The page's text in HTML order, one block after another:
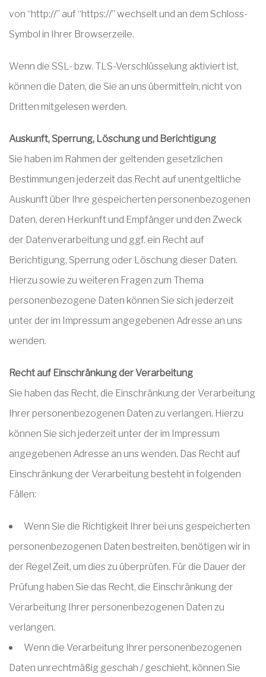
von “http://” auf “https://” wechselt und an dem Schloss-
Symbol in Ihrer Browserzeile.
Wenn die SSL- bzw. TLS-Verschlüsselung aktiviert ist,
können die Daten, die Sie an uns übermitteln, nicht von
Dritten mitgelesen werden.
Auskunft, Sperrung, Löschung und Berichtigung
Sie haben im Rahmen der geltenden gesetzlichen
Bestimmungen jederzeit das Recht auf unentgeltliche
Auskunft über Ihre gespeicherten personenbezogenen
Daten, deren Herkunft und Empfänger und den Zweck
der Datenverarbeitung und ggf. ein Recht auf
Berichtigung, Sperrung oder Löschung dieser Daten.
Hierzu sowie zu weiteren Fragen zum Thema
personenbezogene Daten können Sie sich jederzeit
unter der im Impressum angegebenen Adresse an uns
wenden.
Recht auf Einschränkung der Verarbeitung
Sie haben das Recht, die Einschränkung der Verarbeitung
Ihrer personenbezogenen Daten zu verlangen. Hierzu
können Sie sich jederzeit unter der im Impressum
angegebenen Adresse an uns wenden. Das Recht auf
Einschränkung der Verarbeitung besteht in folgenden
Fällen:
Wenn Sie die Richtigkeit Ihrer bei uns gespeicherten
personenbezogenen Daten bestreiten, benötigen wir in
der Regel Zeit, um dies zu überprüfen. Für die Dauer der
Prüfung haben Sie das Recht, die Einschränkung der
Verarbeitung Ihrer personenbezogenen Daten zu
verlangen.
Wenn die Verarbeitung Ihrer personenbezogenen
Daten unrechtmäßig geschah / geschieht, können Sie